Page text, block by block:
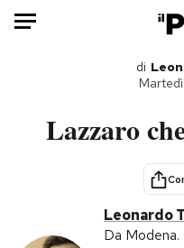
Tecnologia
di
Lazzaro
Leonardo
Da